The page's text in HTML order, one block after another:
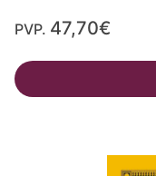
PVP. 47,70€